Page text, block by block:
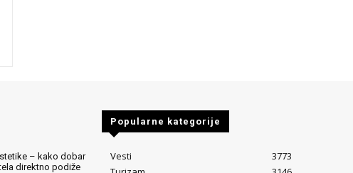
– kako dobar
direktno podiže
Popularne kategorije
Vesti
3773